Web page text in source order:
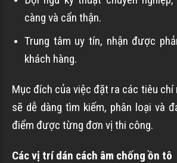
càng và cẩn thận.
Trung tâm uy tín, nhận được
khách hàng.
Mục đích của việc đặt ra các tiêu chí
sẽ dễ dàng tìm kiếm, phân loại và
điểm được từng đơn vị thi công.
Các vị trí dán cách âm chống ồn tô